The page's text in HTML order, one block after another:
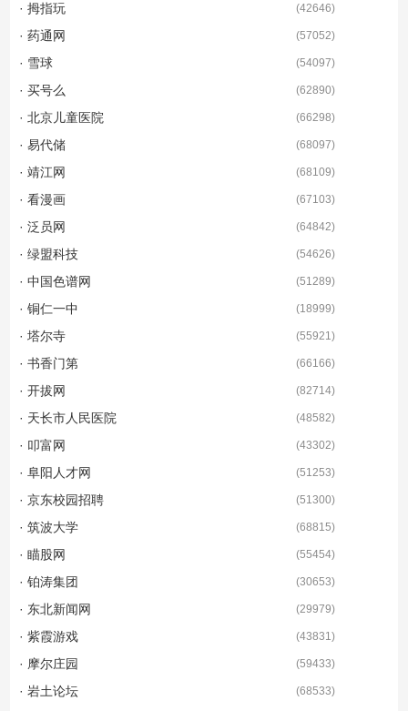
· 拇指玩 (42646)
· 药通网 (57052)
· 雪球 (54097)
· 买号么 (62890)
· 北京儿童医院 (66298)
· 易代储 (68097)
· 靖江网 (68109)
· 看漫画 (67103)
· 泛员网 (64842)
· 绿盟科技 (54626)
· 中国色谱网 (51289)
· 铜仁一中 (18999)
· 塔尔寺 (55921)
· 书香门第 (66166)
· 开拔网 (82714)
· 天长市人民医院 (48582)
· 叩富网 (43302)
· 阜阳人才网 (51253)
· 京东校园招聘 (51300)
· 筑波大学 (68815)
· 瞄股网 (55454)
· 铂涛集团 (30653)
· 东北新闻网 (29979)
· 紫霞游戏 (43831)
· 摩尔庄园 (59433)
· 岩土论坛 (68533)